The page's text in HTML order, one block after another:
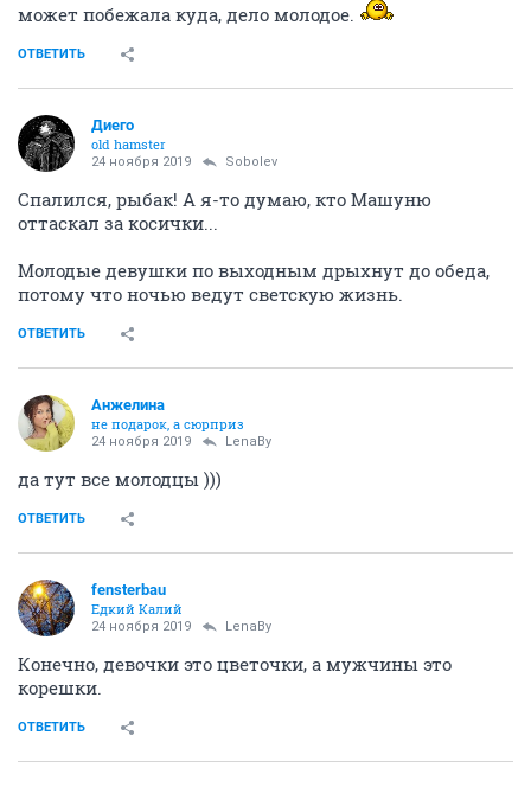
может побежала куда, дело молодое.
ОТВЕТИТЬ
Диего
old hamster
24 ноября 2019 Sobolev
Спалился, рыбак! А я-то думаю, кто Машуню
оттаскал за косички...
Молодые девушки по выходным дрыхнут до обеда,
потому что ночью ведут светскую жизнь.
ОТВЕТИТЬ
Aнжелина
не подарок, а сюрприз
24 ноября 2019 LenaBy
да тут все молодцы )))
ОТВЕТИТЬ
fensterbau
Едкий Калий
24 ноября 2019 LenaBy
Конечно, девочки это цветочки, а мужчины это
корешки.
ОТВЕТИТЬ